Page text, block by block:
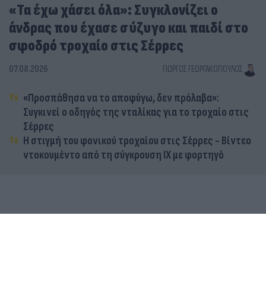
«Τα έχω χάσει όλα»: Συγκλονίζει ο
άνδρας που έχασε σύζυγο και παιδί στο
σφοδρό τροχαίο στις Σέρρες
07.08.2026 ΓΙΏΡΓΟΣ ΓΕΩΡΓΑΚΌΠΟΥΛΟΣ
«Προσπάθησα να το αποφύγω, δεν πρόλαβα»:
Συγκινεί ο οδηγός της νταλίκας για το τροχαίο στις
Σέρρες
Η στιγμή του φονικού τροχαίου στις Σέρρες - Βίντεο
ντοκουμέντο από τη σύγκρουση ΙΧ με φορτηγό